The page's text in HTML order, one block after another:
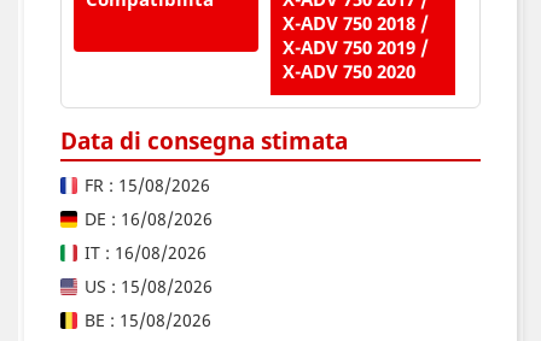
X-ADV 750 2018 /
X-ADV 750 2019 /
X-ADV 750 2020
Data di consegna stimata
FR : 15/08/2026
DE : 16/08/2026
IT : 16/08/2026
US : 15/08/2026
BE : 15/08/2026